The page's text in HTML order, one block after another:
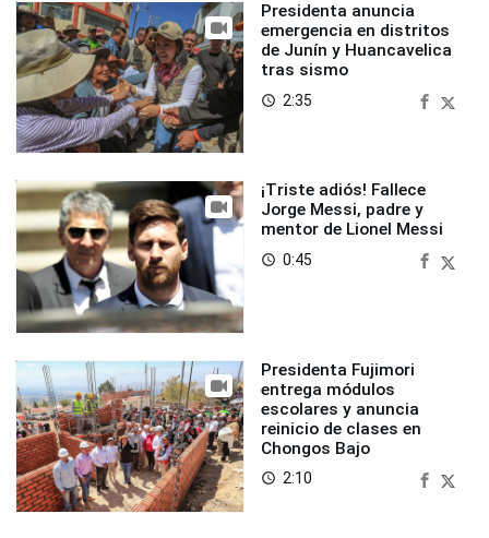
Presidenta anuncia
emergencia en distritos
de Junín y Huancavelica
tras sismo
access_time 2:35
¡Triste adiós! Fallece
Jorge Messi, padre y
mentor de Lionel Messi
access_time 0:45
Presidenta Fujimori
entrega módulos
escolares y anuncia
reinicio de clases en
Chongos Bajo
access_time 2:10